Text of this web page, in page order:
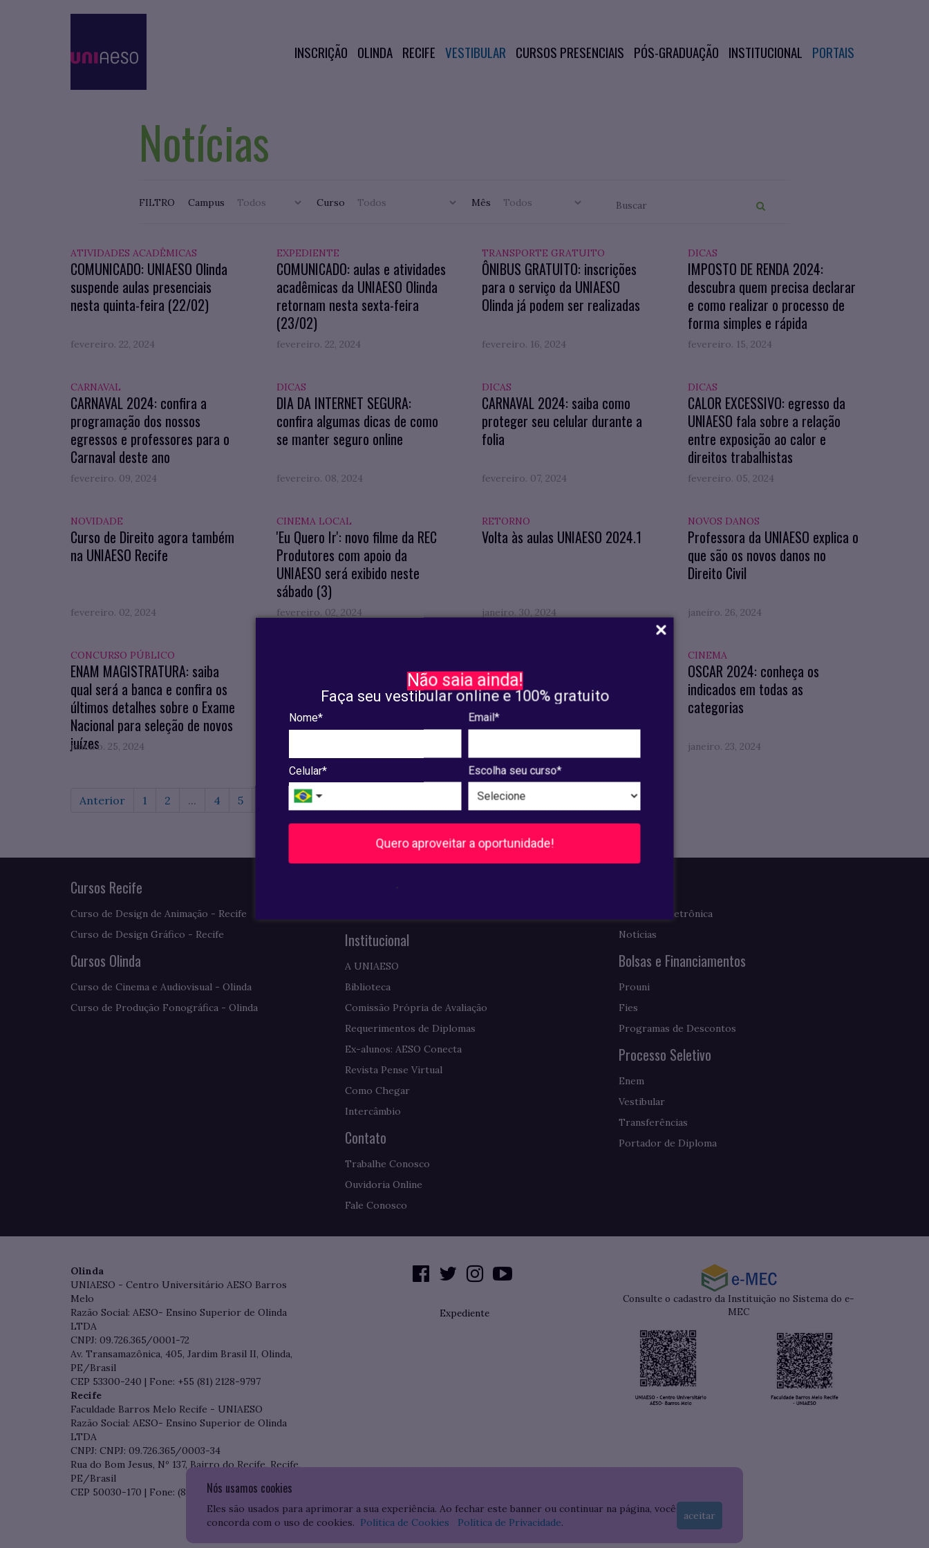
Não saia ainda!
Faça seu vestibular online e 100% gratuito
Nome* Email*
Celular* Escolha seu curso*
Quero aproveitar a oportunidade!
INSCRIÇÃO OLINDA RECIFE VESTIBULAR CURSOS PRESENCIAIS PÓS-GRADUAÇÃO INSTITUCIONAL PORTAIS
Notícias
FILTRO Campus Curso Mês
ATIVIDADES ACADÊMICAS
COMUNICADO: UNIAESO Olinda
suspende aulas presenciais
nesta quinta-feira (22/02)
fevereiro. 22, 2024
EXPEDIENTE
COMUNICADO: aulas e atividades
acadêmicas da UNIAESO Olinda
retornam nesta sexta-feira
(23/02)
fevereiro. 22, 2024
TRANSPORTE GRATUITO
ÔNIBUS GRATUITO: inscrições
para o serviço da UNIAESO
Olinda já podem ser realizadas
fevereiro. 16, 2024
DICAS
IMPOSTO DE RENDA 2024:
descubra quem precisa declarar
e como realizar o processo de
forma simples e rápida
fevereiro. 15, 2024
CARNAVAL
CARNAVAL 2024: confira a
programação dos nossos
egressos e professores para o
Carnaval deste ano
fevereiro. 09, 2024
DICAS
DIA DA INTERNET SEGURA:
confira algumas dicas de como
se manter seguro online
fevereiro. 08, 2024
DICAS
CARNAVAL 2024: saiba como
proteger seu celular durante a
folia
fevereiro. 07, 2024
DICAS
CALOR EXCESSIVO: egresso da
UNIAESO fala sobre a relação
entre exposição ao calor e
direitos trabalhistas
fevereiro. 05, 2024
NOVIDADE
Curso de Direito agora também
na UNIAESO Recife
fevereiro. 02, 2024
CINEMA LOCAL
'Eu Quero Ir': novo filme da REC
Produtores com apoio da
UNIAESO será exibido neste
sábado (3)
fevereiro. 02, 2024
RETORNO
Volta às aulas UNIAESO 2024.1
janeiro. 30, 2024
NOVOS DANOS
Professora da UNIAESO explica o
que são os novos danos no
Direito Civil
janeiro. 26, 2024
CONCURSO PÚBLICO
ENAM MAGISTRATURA: saiba
qual será a banca e confira os
últimos detalhes sobre o Exame
Nacional para seleção de novos
juízes
janeiro. 25, 2024
IPTU RECIFE 2024: saiba como
adquirir desconto para o
pagamento deste ano
Saiba como funciona a Lei Geral
de Proteção de Dados
CINEMA
OSCAR 2024: conheça os
indicados em todas as
categorias
janeiro. 23, 2024
Anterior 1 2 ... 4 5 8 Próxima
Nós usamos cookies
Eles são usados para aprimorar a sua experiência. Ao fechar este banner ou continuar na página, você
concorda com o uso de cookies. Política de Cookies Política de Privacidade.
aceitar
Cursos Recife
Curso de Design de Animação - Recife
Curso de Design Gráfico - Recife
Cursos Olinda
Curso de Cinema e Audiovisual - Olinda
Curso de Produção Fonográfica - Olinda
Pós-Graduação
Institucional
A UNIAESO
Biblioteca
Comissão Própria de Avaliação
Requerimentos de Diplomas
Ex-alunos: AESO Conecta
Revista Pense Virtual
Como Chegar
Intercâmbio
Contato
Trabalhe Conosco
Ouvidoria Online
Fale Conosco
Clipagem Eletrônica
Notícias
Bolsas e Financiamentos
Prouni
Fies
Programas de Descontos
Processo Seletivo
Enem
Vestibular
Transferências
Portador de Diploma
Olinda
UNIAESO - Centro Universitário AESO Barros
Melo
Razão Social: AESO- Ensino Superior de Olinda
LTDA
CNPJ: 09.726.365/0001-72
Av. Transamazônica, 405, Jardim Brasil II, Olinda,
PE/Brasil
CEP 53300-240 | Fone: +55 (81) 2128-9797
Recife
Faculdade Barros Melo Recife - UNIAESO
Razão Social: AESO- Ensino Superior de Olinda
LTDA
CNPJ: CNPJ: 09.726.365/0003-34
Rua do Bom Jesus, Nº 137, Bairro do Recife, Recife,
PE/Brasil
CEP 50030-170 | Fone: (81) 3204-7536
Expediente
Consulte o cadastro da Instituição no Sistema do e-
MEC